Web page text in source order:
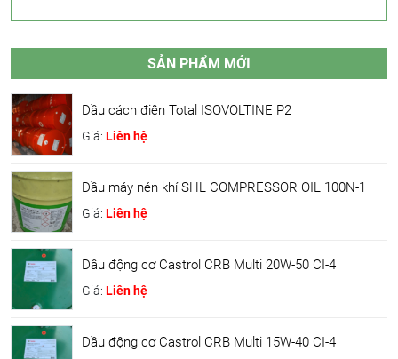
SẢN PHẨM MỚI
Dầu cách điện Total ISOVOLTINE P2
Giá: Liên hệ
Dầu máy nén khí SHL COMPRESSOR OIL 100N-1
Giá: Liên hệ
Dầu động cơ Castrol CRB Multi 20W-50 CI-4
Giá: Liên hệ
Dầu động cơ Castrol CRB Multi 15W-40 CI-4